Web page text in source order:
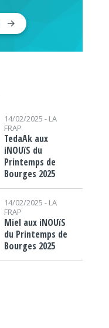
14/02/2025 - LA
FRAP
TedaAk aux
iNOUïS du
Printemps de
Bourges 2025
14/02/2025 - LA
FRAP
Miel aux iNOUïS
du Printemps de
Bourges 2025